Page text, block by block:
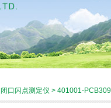
闭口闪点测定仪 > 401001-PCB309智能闭